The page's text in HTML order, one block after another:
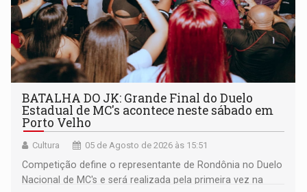
BATALHA DO JK: Grande Final do Duelo
Estadual de MC's acontece neste sábado em
Porto Velho
Cultura 05 de Agosto de 2026 às 15:51
Competição define o representante de Rondônia no Duelo
Nacional de MC's e será realizada pela primeira vez na